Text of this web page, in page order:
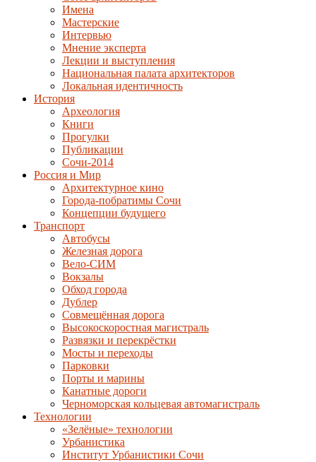
Имена
Мастерские
Интервью
Мнение эксперта
Лекции и выступления
Национальная палата архитекторов
Локальная идентичность
История
Археология
Книги
Прогулки
Публикации
Сочи-2014
Россия и Мир
Архитектурное кино
Города-побратимы Сочи
Концепции будущего
Транспорт
Автобусы
Железная дорога
Вело-СИМ
Вокзалы
Обход города
Дублер
Совмещённая дорога
Высокоскоростная магистраль
Развязки и перекрёстки
Мосты и переходы
Парковки
Порты и марины
Канатные дороги
Черноморская кольцевая автомагистраль
Технологии
«Зелёные» технологии
Урбанистика
Институт Урбанистики Сочи